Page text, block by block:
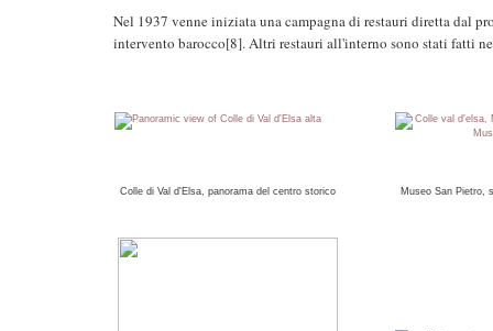
Nel 1937 venne iniziata una campagna di restauri diretta dal
intervento barocco[8]. Altri restauri all'interno sono stati fatti
Colle di Val d'Elsa, panorama del centro storico Museo San Pietro,